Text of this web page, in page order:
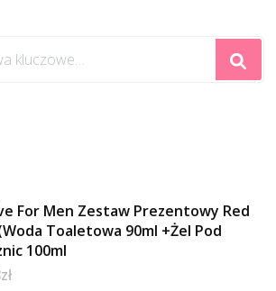
For Men Zestaw Prezentowy Red
Toaletowa 90ml +Żel Pod
100ml
zł